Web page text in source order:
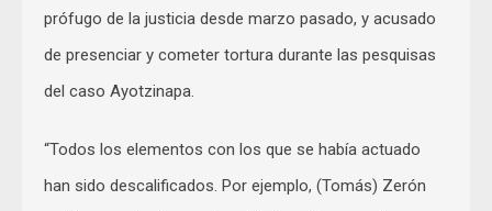
prófugo de la justicia desde marzo pasado, y acusado
de presenciar y cometer tortura durante las pesquisas
del caso Ayotzinapa.
“Todos los elementos con los que se había actuado
han sido descalificados. Por ejemplo, (Tomás) Zerón